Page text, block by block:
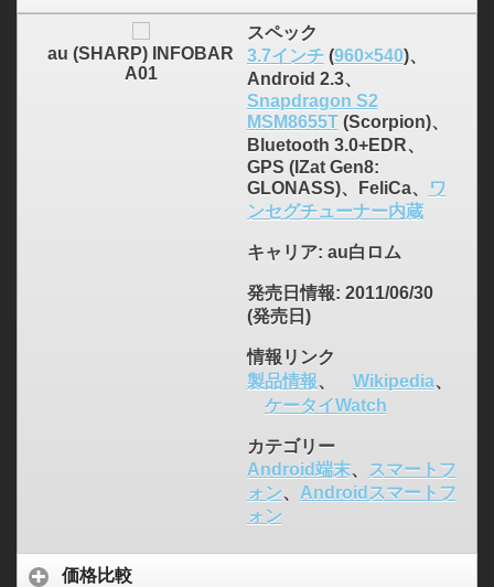
au (SHARP) INFOBAR
A01
スペック
3.7インチ(960×540)、
Android 2.3、
Snapdragon S2
MSM8655T(Scorpion)、
Bluetooth 3.0+EDR、
GPS (IZat Gen8:
GLONASS)、FeliCa、
ワ
ンセグチューナー内蔵
キャリア: au白ロム
発売日情報: 2011/06/30
(発売日)
情報リンク
製品情報、 Wikipedia、
ケータイWatch
カテゴリー
Android端末、
スマートフ
ォン、 Androidスマートフ
ォン
価格比較